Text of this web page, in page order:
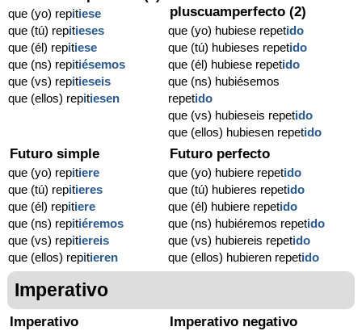
que (yo) repitiese
que (tú) repitieses
que (él) repitiese
que (ns) repitiésemos
que (vs) repitieseis
que (ellos) repitiesen
pluscuamperfecto (2)
que (yo) hubiese repetido
que (tú) hubieses repetido
que (él) hubiese repetido
que (ns) hubiésemos
repetido
que (vs) hubieseis repetido
que (ellos) hubiesen repetido
Futuro simple
que (yo) repitiere
que (tú) repitieres
que (él) repitiere
que (ns) repitiéremos
que (vs) repitiereis
que (ellos) repitieren
Futuro perfecto
que (yo) hubiere repetido
que (tú) hubieres repetido
que (él) hubiere repetido
que (ns) hubiéremos repetido
que (vs) hubiereis repetido
que (ellos) hubieren repetido
Imperativo
Imperativo Imperativo negativo